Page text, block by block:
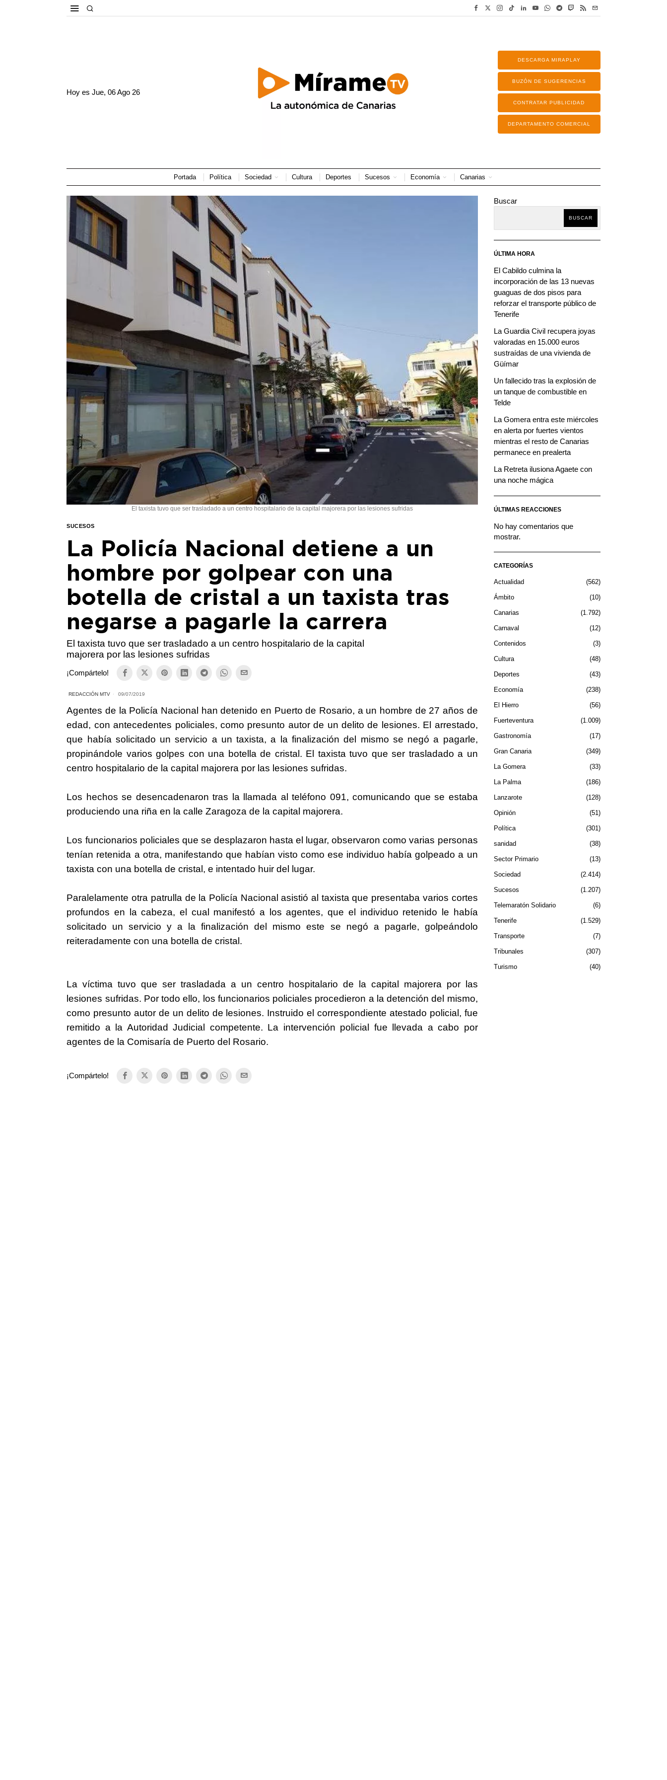
Hoy esJue, 06 Ago 26
DESCARGA MIRAPLAY
BUZÓN DE SUGERENCIAS
CONTRATAR PUBLICIDAD
DEPARTAMENTO COMERCIAL
Portada Política Sociedad Cultura Deportes Sucesos Economía Canarias
El taxista tuvo que ser trasladado a un centro hospitalario de la capital majorera por las lesiones sufridas
SUCESOS
La Policía Nacional detiene a un
hombre por golpear con una
botella de cristal a un taxista tras
negarse a pagarle la carrera
El taxista tuvo que ser trasladado a un centro hospitalario de la capital
majorera por las lesiones sufridas
¡Compártelo!
REDACCIÓN MTV 09/07/2019
Agentes de la Policía Nacional han detenido en Puerto de Rosario, a un hombre de 27 años de
edad, con antecedentes policiales, como presunto autor de un delito de lesiones. El arrestado,
que había solicitado un servicio a un taxista, a la finalización del mismo se negó a pagarle,
propinándole varios golpes con una botella de cristal. El taxista tuvo que ser trasladado a un
centro hospitalario de la capital majorera por las lesiones sufridas.
Los hechos se desencadenaron tras la llamada al teléfono 091, comunicando que se estaba
produciendo una riña en la calle Zaragoza de la capital majorera.
Los funcionarios policiales que se desplazaron hasta el lugar, observaron como varias personas
tenían retenida a otra, manifestando que habían visto como ese individuo había golpeado a un
taxista con una botella de cristal, e intentado huir del lugar.
Paralelamente otra patrulla de la Policía Nacional asistió al taxista que presentaba varios cortes
profundos en la cabeza, el cual manifestó a los agentes, que el individuo retenido le había
solicitado un servicio y a la finalización del mismo este se negó a pagarle, golpeándolo
reiteradamente con una botella de cristal.
La víctima tuvo que ser trasladada a un centro hospitalario de la capital majorera por las
lesiones sufridas. Por todo ello, los funcionarios policiales procedieron a la detención del mismo,
como presunto autor de un delito de lesiones. Instruido el correspondiente atestado policial, fue
remitido a la Autoridad Judicial competente. La intervención policial fue llevada a cabo por
agentes de la Comisaría de Puerto del Rosario.
¡Compártelo!
Buscar
BUSCAR
ÚLTIMA HORA
El Cabildo culmina la
incorporación de las 13 nuevas
guaguas de dos pisos para
reforzar el transporte público de
Tenerife
La Guardia Civil recupera joyas
valoradas en 15.000 euros
sustraídas de una vivienda de
Güímar
Un fallecido tras la explosión de
un tanque de combustible en
Telde
La Gomera entra este miércoles
en alerta por fuertes vientos
mientras el resto de Canarias
permanece en prealerta
La Retreta ilusiona Agaete con
una noche mágica
ÚLTIMAS REACCIONES
No hay comentarios que
mostrar.
CATEGORÍAS
Actualidad 562
Ámbito 10
Canarias 1.792
Carnaval 12
Contenidos 3
Cultura 48
Deportes 43
Economía 238
El Hierro 56
Fuerteventura 1.009
Gastronomía 17
Gran Canaria 349
La Gomera 33
La Palma 186
Lanzarote 128
Opinión 51
Política 301
sanidad 38
Sector Primario 13
Sociedad 2.414
Sucesos 1.207
Telemaratón Solidario 6
Tenerife 1.529
Transporte 7
Tribunales 307
Turismo 40